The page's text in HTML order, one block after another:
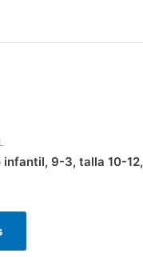
infantil, 9-3, talla 10-12,